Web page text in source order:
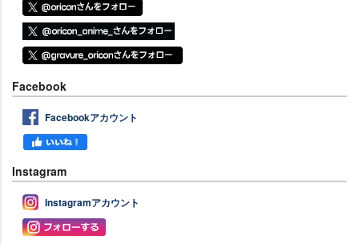
Facebook
Facebookアカウント
Instagram
Instagramアカウント